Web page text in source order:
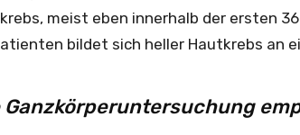
meist eben innerhalb der ersten
bildet sich heller Hautkrebs an